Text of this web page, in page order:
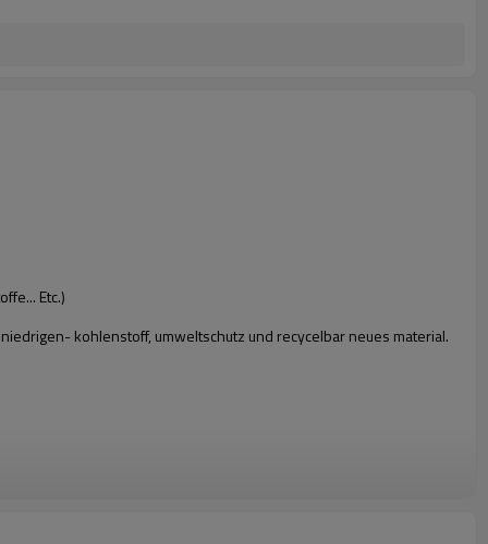
Etc.)
kohlenstoff, umweltschutz und recycelbar neues material.